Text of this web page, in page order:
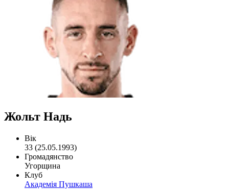
Жольт Надь
Вік
33 (25.05.1993)
Громадянство
Угорщина
Клуб
Академія Пушкаша